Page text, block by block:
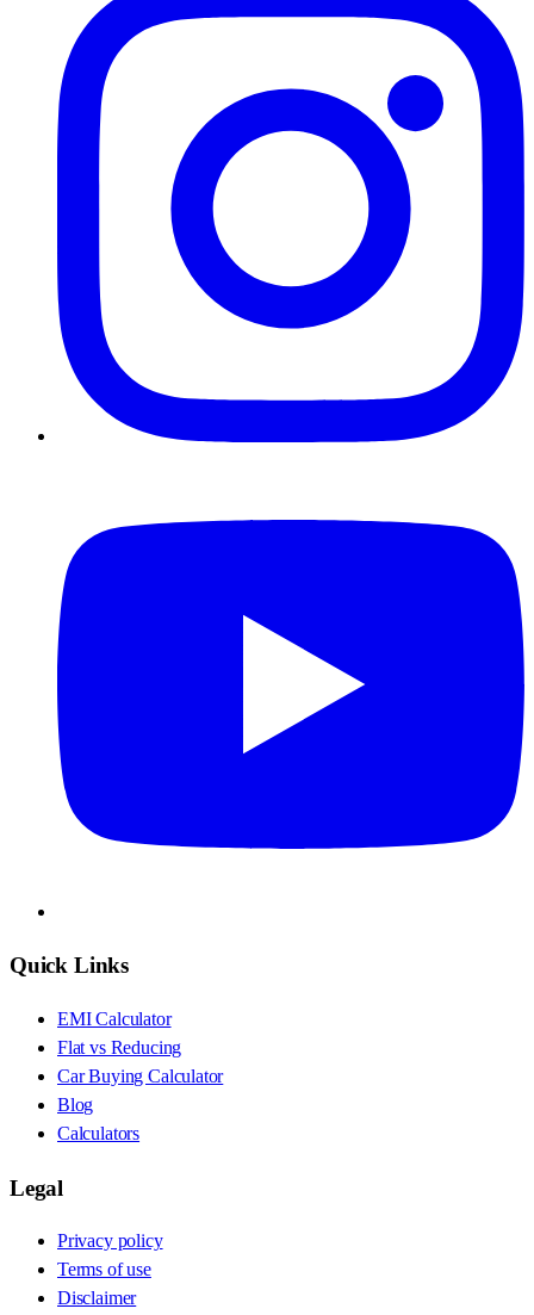
Quick Links
EMI Calculator
Flat vs Reducing
Car Buying Calculator
Blog
Calculators
Legal
Privacy policy
Terms of use
Disclaimer